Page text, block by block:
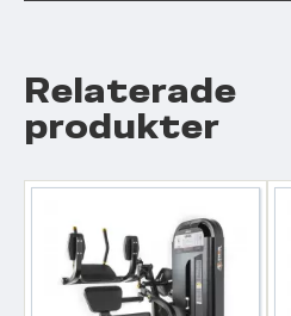
Relaterade
produkter